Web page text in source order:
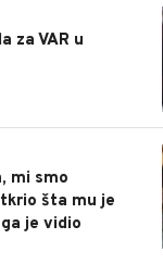
za VAR u
mi smo
šta mu je
je vidio